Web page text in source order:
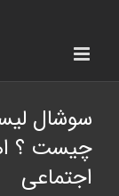
content
چیست ؟
اجتماعی